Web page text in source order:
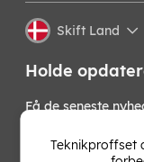
Skift Land
Holde
Få de seneste
nyhedsbrev!
Teknikproffset